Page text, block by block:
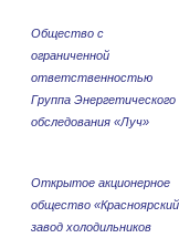
Общество с
ограниченной
ответственностью
Группа Энергетического
обследования «Луч»
Открытое акционерное
общество «Красноярский
завод холодильников